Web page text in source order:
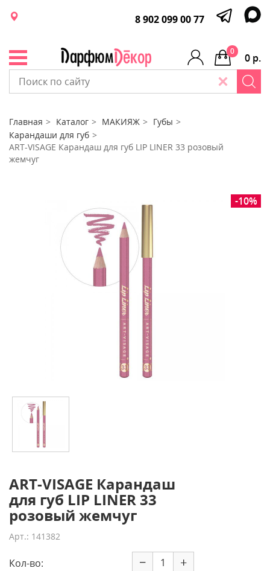
8 902 099 00 77
0 р.
0
Главная Каталог МАКИЯЖ
Губы
Карандаши для губ
ART-VISAGE Карандаш для губ LIP LINER 33 розовый
жемчуг
-10%
ART-VISAGE Карандаш
для губ LIP LINER 33
розовый жемчуг
Арт.: 141382
Кол-во: − +